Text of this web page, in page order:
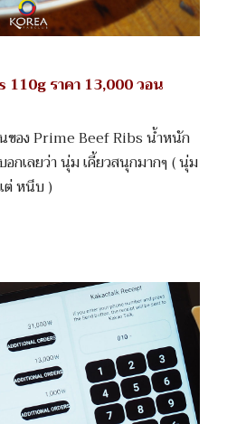
ราคา 13,000 วอน
ของ Prime Beef Ribs น้ำหนัก
กเลยว่า นุ่ม เคี้ยวสนุกมากๆ ( นุ่ม
ต่ หนึบ )